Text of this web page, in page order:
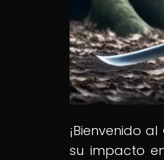
¡Bienvenido al
su impacto